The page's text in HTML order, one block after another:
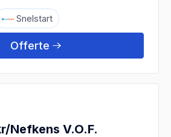
Snelstart
Offerte
Nefkens V.O.F.